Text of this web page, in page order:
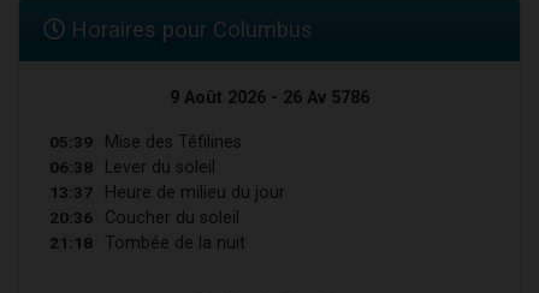
Horaires pour Columbus
9 Août 2026 - 26 Av 5786
05:39 Mise des Téfilines
06:38 Lever du soleil
13:37 Heure de milieu du jour
20:36 Coucher du soleil
21:18 Tombée de la nuit